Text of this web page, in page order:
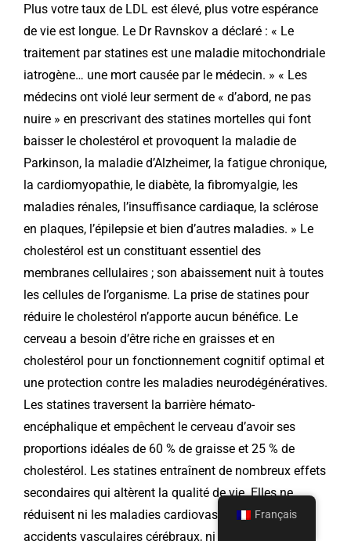
Plus votre taux de LDL est élevé, plus votre espérance
de vie est longue. Le Dr Ravnskov a déclaré : « Le
traitement par statines est une maladie mitochondriale
iatrogène… une mort causée par le médecin. » « Les
médecins ont violé leur serment de « d’abord, ne pas
nuire » en prescrivant des statines mortelles qui font
baisser le cholestérol et provoquent la maladie de
Parkinson, la maladie d’Alzheimer, la fatigue chronique,
la cardiomyopathie, le diabète, la fibromyalgie, les
maladies rénales, l’insuffisance cardiaque, la sclérose
en plaques, l’épilepsie et bien d’autres maladies. » Le
cholestérol est un constituant essentiel des
membranes cellulaires ; son abaissement nuit à toutes
les cellules de l’organisme. La prise de statines pour
réduire le cholestérol n’apporte aucun bénéfice. Le
cerveau a besoin d’être riche en graisses et en
cholestérol pour un fonctionnement cognitif optimal et
une protection contre les maladies neurodégénératives.
Les statines traversent la barrière hémato-
encéphalique et empêchent le cerveau d’avoir ses
proportions idéales de 60 % de graisse et 25 % de
cholestérol. Les statines entraînent de nombreux effets
secondaires qui altèrent la qualité de vie. Elles ne
réduisent ni les maladies cardiovasculaires, ni les
accidents vasculaires cérébraux, ni les infarctus du
Français